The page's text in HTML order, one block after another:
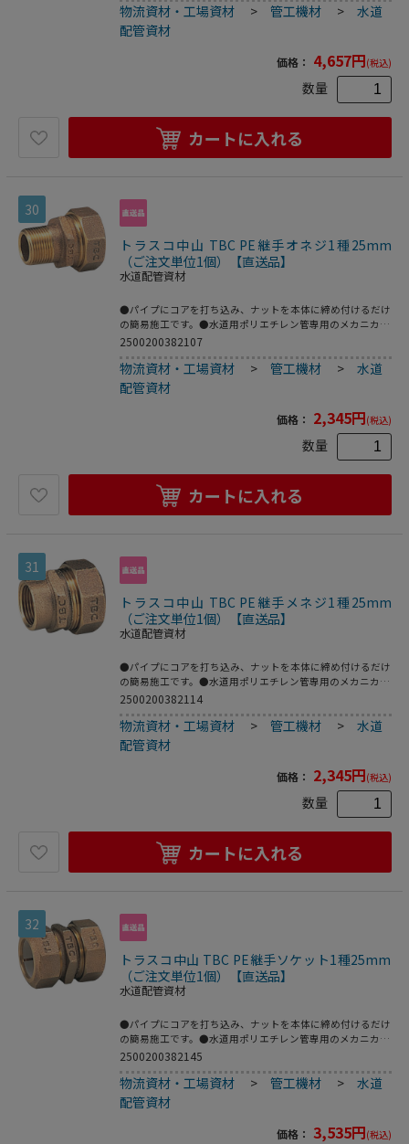
品●青銅鋳物
物流資材・工場資材 >管工機材 >水道
配管資材
価格： 4,657円(税込)
数量
カートに入れる
30
トラスコ中山 TBC PE継手オネジ1種25mm
（ご注文単位1個）【直送品】
水道配管資材
●パイプにコアを打ち込み、ナットを本体に締め付けるだけ
の簡易施工です。●水道用ポリエチレン管専用のメカニカル
継手。●2層管用。●品名：“ＳＰジョイント”(オネジ)●呼
JWWA B116規格品●青銅鋳物
2500200382107
物流資材・工場資材 >管工機材 >水道
配管資材
価格： 2,345円(税込)
数量
カートに入れる
31
トラスコ中山 TBC PE継手メネジ1種25mm
（ご注文単位1個）【直送品】
水道配管資材
●パイプにコアを打ち込み、ナットを本体に締め付けるだけ
の簡易施工です。●水道用ポリエチレン管専用のメカニカル
継手。●2層管用。●品名：“ＳＰジョイント”(メネジ)●呼
JWWA B116規格品●青銅鋳物
2500200382114
物流資材・工場資材 >管工機材 >水道
配管資材
価格： 2,345円(税込)
数量
カートに入れる
32
トラスコ中山 TBC PE継手ソケット1種25mm
（ご注文単位1個）【直送品】
水道配管資材
●パイプにコアを打ち込み、ナットを本体に締め付けるだけ
の簡易施工です。●水道用ポリエチレン管専用のメカニカル
継手。●2層管用。●品名：“ＳＰジョイント”(ソケット)●
格品●青銅鋳物
2500200382145
物流資材・工場資材 >管工機材 >水道
配管資材
価格： 3,535円(税込)